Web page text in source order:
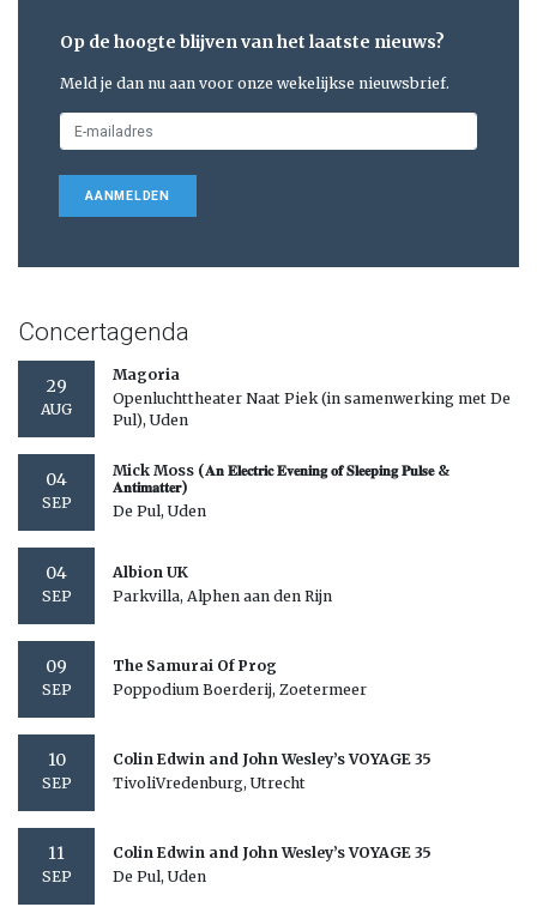
Op de hoogte blijven van het laatste nieuws?
Meld je dan nu aan voor onze wekelijkse nieuwsbrief.
AANMELDEN
Concertagenda
29
AUG
Magoria
Openluchttheater Naat Piek (in samenwerking met De
Pul), Uden
04
SEP
Mick Moss (𝐀𝐧 𝐄𝐥𝐞𝐜𝐭𝐫𝐢𝐜 𝐄𝐯𝐞𝐧𝐢𝐧𝐠 𝐨𝐟 𝐒𝐥𝐞𝐞𝐩𝐢𝐧𝐠 𝐏𝐮𝐥𝐬𝐞 &
𝐀𝐧𝐭𝐢𝐦𝐚𝐭𝐭𝐞𝐫)
De Pul, Uden
04
SEP
Albion UK
Parkvilla, Alphen aan den Rijn
09
SEP
The Samurai Of Prog
Poppodium Boerderij, Zoetermeer
10
SEP
Colin Edwin and John Wesley’s VOYAGE 35
TivoliVredenburg, Utrecht
11
SEP
Colin Edwin and John Wesley’s VOYAGE 35
De Pul, Uden